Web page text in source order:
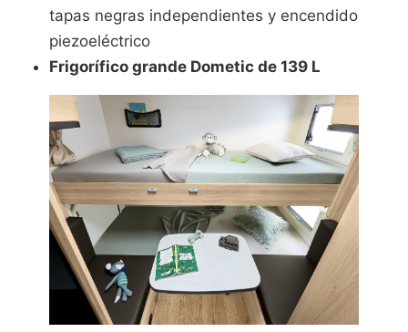
tapas negras independientes y encendido
piezoeléctrico
Frigorífico grande Dometic de 139 L